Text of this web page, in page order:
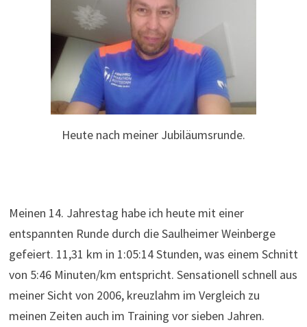
Heute nach meiner Jubiläumsrunde.
Meinen 14. Jahrestag habe ich heute mit einer
entspannten Runde durch die Saulheimer Weinberge
gefeiert. 11,31 km in 1:05:14 Stunden, was einem Schnitt
von 5:46 Minuten/km entspricht. Sensationell schnell aus
meiner Sicht von 2006, kreuzlahm im Vergleich zu
meinen Zeiten auch im Training vor sieben Jahren.